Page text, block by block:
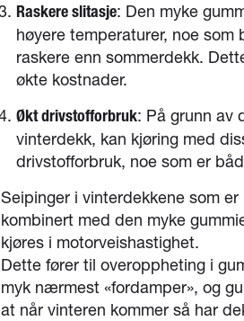
Raskere slitasje: Den myke
høyere temperaturer, noe
raskere enn sommerdekk.
økte kostnader.
Økt drivstofforbruk: På grunn av
vinterdekk, kan kjøring med
drivstofforbruk, noe som er
Seipinger i vinterdekkene som
kombinert med den myke
kjøres i motorveishastighet.
Dette fører til overoppheting i
myk nærmest «fordamper», og
at når vinteren kommer så har